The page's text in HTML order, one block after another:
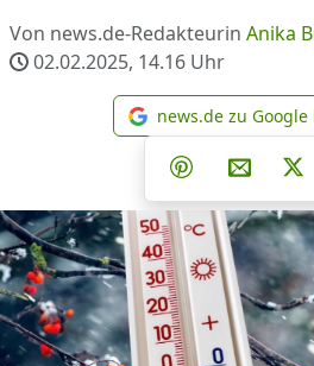
Von news.de-Redakteurin Anika
02.02.2025, 14.16 Uhr
news.de zu
Teilen auf
Teilen auf
Per E-